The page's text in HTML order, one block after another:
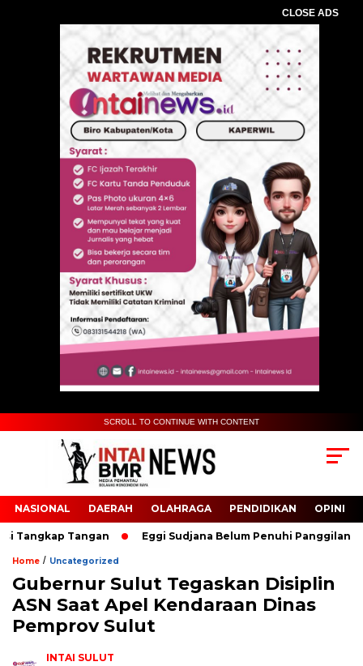
CLOSE ADS
SCROLL TO CONTINUE WITH CONTENT
NASIONAL DAERAH OLAHRAGA PENDIDIKAN OPINI
Tangkap Tangan Eggi Sudjana Belum Penuhi Panggilan
Home / Uncategorized
Gubernur Sulut Tegaskan Disiplin
ASN Saat Apel Kendaraan Dinas
Pemprov Sulut
INTAI SULUT
Biru Kuning Geometris Modern Rekrutmen Staf
Kantor Poster Horizontal